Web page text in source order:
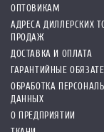
ОПТОВИКАМ
АДРЕСА ДИЛЛЕРСКИХ
ПРОДАЖ
ДОСТАВКА И ОПЛАТА
ГАРАНТИЙНЫЕ
ОБРАБОТКА
ДАННЫХ
О ПРЕДПРИЯТИИ